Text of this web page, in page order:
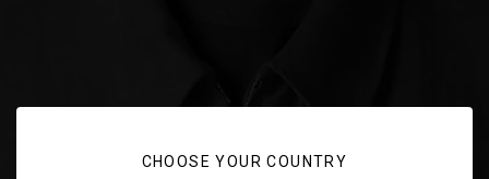
CHOOSE YOUR COUNTRY